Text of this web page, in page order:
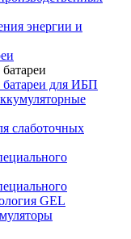
энергии и
для ИБП
слаботочных
GEL